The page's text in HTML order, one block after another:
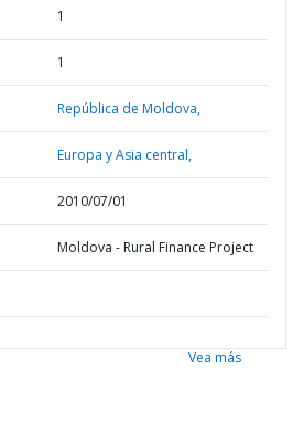
1
1
República de Moldova,
Europa y Asia central,
2010/07/01
Moldova - Rural Finance Project
Vea más